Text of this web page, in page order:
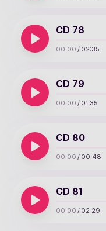
CD 78
00:00 / 02:35
CD 79
00:00 / 01:35
CD 80
00:00 / 00:48
CD 81
00:00 / 02:29